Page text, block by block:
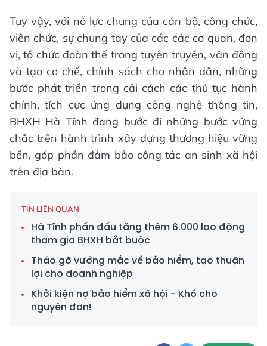
Tuy vậy, với nỗ lực chung của cán bộ, công chức,
viên chức, sự chung tay của các các cơ quan, đơn
vị, tổ chức đoàn thể trong tuyên truyền, vận động
và tạo cơ chế, chính sách cho nhân dân, những
bước phát triển trong cải cách các thủ tục hành
chính, tích cực ứng dụng công nghệ thông tin,
BHXH Hà Tĩnh đang bước đi những bước vững
chắc trên hành trình xây dựng thương hiệu vững
bền, góp phần đảm bảo công tác an sinh xã hội
trên địa bàn.
TIN LIÊN QUAN
Hà Tĩnh phấn đấu tăng thêm 6.000 lao động
tham gia BHXH bắt buộc
Tháo gỡ vướng mắc về bảo hiểm, tạo thuận
lợi cho doanh nghiệp
Khởi kiện nợ bảo hiểm xã hội - Khó cho
nguyên đơn!